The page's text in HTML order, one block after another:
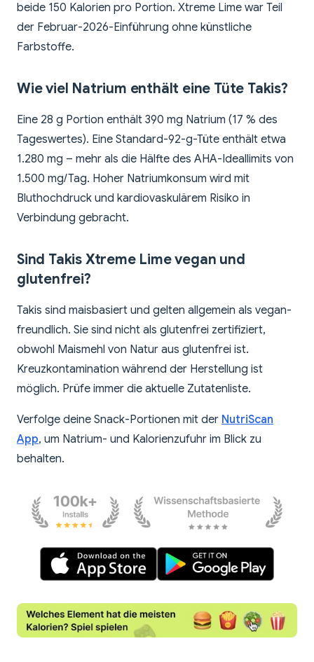
beide 150 Kalorien pro Portion. Xtreme Lime war Teil
der Februar-2026-Einführung ohne künstliche
Farbstoffe.
Wie viel Natrium enthält eine Tüte Takis?
Eine 28 g Portion enthält 390 mg Natrium (17 % des
Tageswertes). Eine Standard-92-g-Tüte enthält etwa
1.280 mg – mehr als die Hälfte des AHA-Ideallimits von
1.500 mg/Tag. Hoher Natriumkonsum wird mit
Bluthochdruck und kardiovaskulärem Risiko in
Verbindung gebracht.
Sind Takis Xtreme Lime vegan und
glutenfrei?
Takis sind maisbasiert und gelten allgemein als vegan-
freundlich. Sie sind nicht als glutenfrei zertifiziert,
obwohl Maismehl von Natur aus glutenfrei ist.
Kreuzkontamination während der Herstellung ist
möglich. Prüfe immer die aktuelle Zutatenliste.
Verfolge deine Snack-Portionen mit der NutriScan
App, um Natrium- und Kalorienzufuhr im Blick zu
behalten.